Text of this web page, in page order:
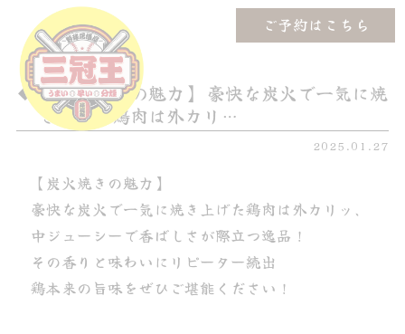
ご予約はこちら
【炭火焼きの魅力】 豪快な炭火で一気に焼
き上げた鶏肉は外カリ…
2025.01.27
【炭火焼きの魅力】
豪快な炭火で一気に焼き上げた鶏肉は外カリッ、
中ジューシーで香ばしさが際立つ逸品！
その香りと味わいにリピーター続出
鶏本来の旨味をぜひご堪能ください！